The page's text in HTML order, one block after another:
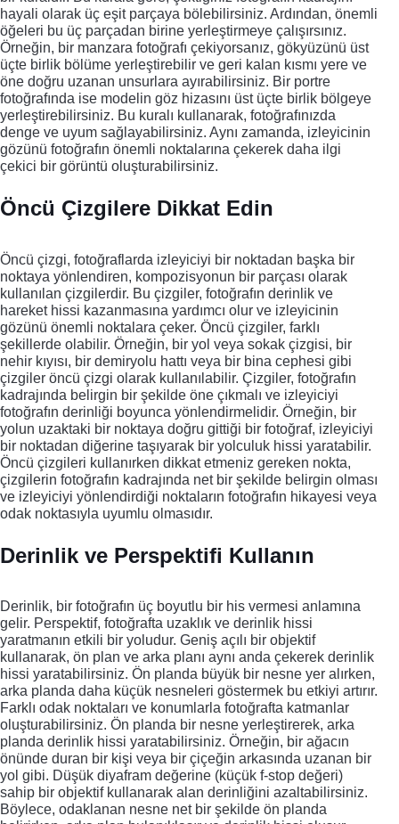
hayali olarak üç eşit parçaya bölebilirsiniz. Ardından, önemli
öğeleri bu üç parçadan birine yerleştirmeye çalışırsınız.
Örneğin, bir manzara fotoğrafı çekiyorsanız, gökyüzünü üst
üçte birlik bölüme yerleştirebilir ve geri kalan kısmı yere ve
öne doğru uzanan unsurlara ayırabilirsiniz. Bir portre
fotoğrafında ise modelin göz hizasını üst üçte birlik bölgeye
yerleştirebilirsiniz. Bu kuralı kullanarak, fotoğrafınızda
denge ve uyum sağlayabilirsiniz. Aynı zamanda, izleyicinin
gözünü fotoğrafın önemli noktalarına çekerek daha ilgi
çekici bir görüntü oluşturabilirsiniz.
Öncü Çizgilere Dikkat Edin
Öncü çizgi, fotoğraflarda izleyiciyi bir noktadan başka bir
noktaya yönlendiren, kompozisyonun bir parçası olarak
kullanılan çizgilerdir. Bu çizgiler, fotoğrafın derinlik ve
hareket hissi kazanmasına yardımcı olur ve izleyicinin
gözünü önemli noktalara çeker. Öncü çizgiler, farklı
şekillerde olabilir. Örneğin, bir yol veya sokak çizgisi, bir
nehir kıyısı, bir demiryolu hattı veya bir bina cephesi gibi
çizgiler öncü çizgi olarak kullanılabilir. Çizgiler, fotoğrafın
kadrajında belirgin bir şekilde öne çıkmalı ve izleyiciyi
fotoğrafın derinliği boyunca yönlendirmelidir. Örneğin, bir
yolun uzaktaki bir noktaya doğru gittiği bir fotoğraf, izleyiciyi
bir noktadan diğerine taşıyarak bir yolculuk hissi yaratabilir.
Öncü çizgileri kullanırken dikkat etmeniz gereken nokta,
çizgilerin fotoğrafın kadrajında net bir şekilde belirgin olması
ve izleyiciyi yönlendirdiği noktaların fotoğrafın hikayesi veya
odak noktasıyla uyumlu olmasıdır.
Derinlik ve Perspektifi Kullanın
Derinlik, bir fotoğrafın üç boyutlu bir his vermesi anlamına
gelir. Perspektif, fotoğrafta uzaklık ve derinlik hissi
yaratmanın etkili bir yoludur. Geniş açılı bir objektif
kullanarak, ön plan ve arka planı aynı anda çekerek derinlik
hissi yaratabilirsiniz. Ön planda büyük bir nesne yer alırken,
arka planda daha küçük nesneleri göstermek bu etkiyi artırır.
Farklı odak noktaları ve konumlarla fotoğrafta katmanlar
oluşturabilirsiniz. Ön planda bir nesne yerleştirerek, arka
planda derinlik hissi yaratabilirsiniz. Örneğin, bir ağacın
önünde duran bir kişi veya bir çiçeğin arkasında uzanan bir
yol gibi. Düşük diyafram değerine (küçük f-stop değeri)
sahip bir objektif kullanarak alan derinliğini azaltabilirsiniz.
Böylece, odaklanan nesne net bir şekilde ön planda